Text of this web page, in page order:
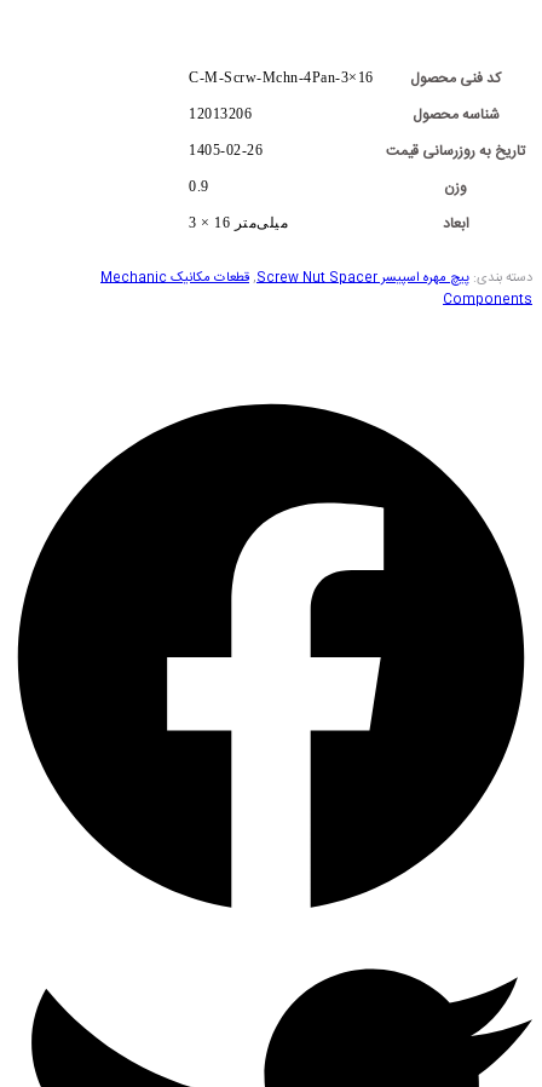
کد فنی محصول C-M-Scrw-Mchn-4Pan-3×16
شناسه محصول 12013206
تاریخ به روزرسانی قیمت 1405-02-26
وزن 0.9
ابعاد 3 × 16 میلی‌متر
دسته بندی: پیچ مهره اسپیسر Screw Nut Spacer ,
قطعات مکانیک Mechanic
Components